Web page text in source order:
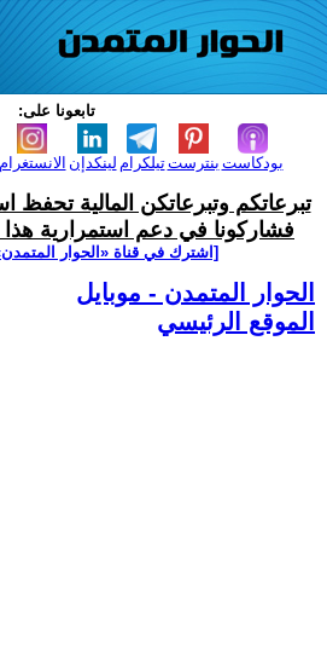
تابعونا على:
الانستغرام لينكدإن تيلكرامبنترست بودكاست
تبرعاتكم وتبرعاتكن المالية تحفظ
فشاركونا في دعم استمرارية هذا
[اشترك في قناة ‫«الحوار
الحوار المتمدن - موبايل
الموقع الرئيسي